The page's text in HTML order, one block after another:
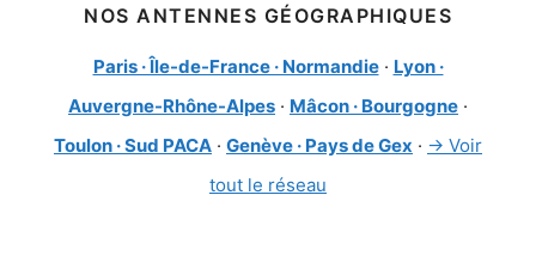
NOS ANTENNES GÉOGRAPHIQUES
Paris · Île-de-France · Normandie· Lyon ·
Auvergne-Rhône-Alpes · Mâcon · Bourgogne ·
Toulon · Sud PACA · Genève · Pays de Gex · → Voir
tout le réseau